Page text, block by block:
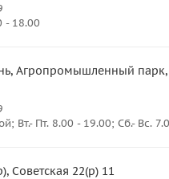
- 18.00
Агропромышленный
Вт.- Пт. 8.00 - 19.00; Сб.- Вс.
Советская 22(р) 11